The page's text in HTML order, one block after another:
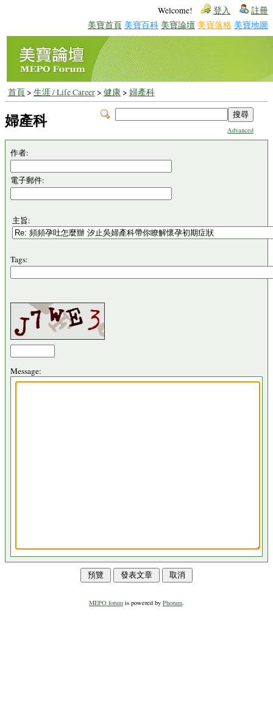
Welcome! 登入 註冊
美寶首頁 美寶百科 美寶論壇 美寶落格 美寶地圖
首頁> 生涯 / Life Career> 健康> 婦產科
Advanced
婦產科
作者:
電子郵件:
主旨:
Tags:
Message:
MEPO forum is powered by Phorum.